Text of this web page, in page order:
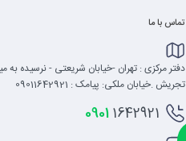
تماس با ما
دفتر مرکزی : تهران -خیابان شریعتی - نرسیده به
تجریش .خیابان ملکی: پیامک : 09011642921
09011642921